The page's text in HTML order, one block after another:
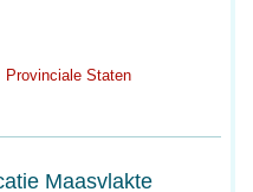
Provinciale Staten
Maasvlakte